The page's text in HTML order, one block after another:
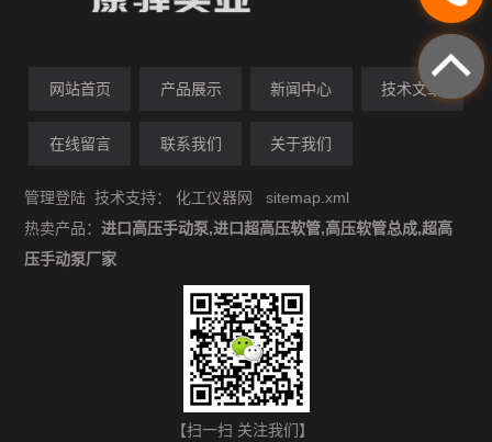
网站首页 产品展示 新闻中心 技术文章
在线留言 联系我们 关于我们
管理登陆 技术支持：化工仪器网
sitemap.xml
热卖产品：进口高压手动泵,进口超高压软管,高压软管总成,超高
压手动泵厂家
【扫一扫 关注我们】